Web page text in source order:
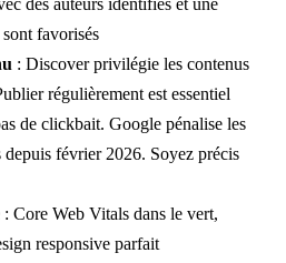
des auteurs identifiés et une
favorisés
: Discover privilégie les contenus
régulièrement est essentiel
de clickbait. Google pénalise les
depuis février 2026. Soyez précis
: Core Web Vitals dans le vert,
responsive parfait